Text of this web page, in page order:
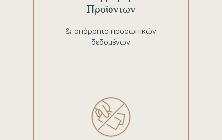
& απόρρητο προσωπικών
δεδομένων
Προϊόντων